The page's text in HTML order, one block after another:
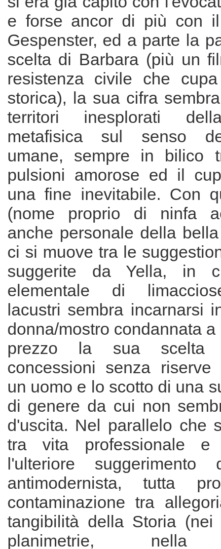
e forse ancor di più con il
Gespenster, ed a parte la
scelta di Barbara (più un
resistenza civile che
storica), la sua cifra
territori inesplorati
metafisica sul senso
umane, sempre in bilico
pulsioni amorose ed il
una fine inevitabile. Con
(nome proprio di ninfa
anche personale della
ci si muove tra le
suggerite da Yella, in
elementale di
lacustri sembra incarnarsi
donna/mostro condannata
prezzo la sua scelta
concessioni senza riserve
un uomo e lo scotto di una
di genere da cui non
d'uscita. Nel parallelo che
tra vita professionale e
l'ulteriore
antimodernista, tutta
contaminazione tra
tangibilità della Storia (nei
planimetrie, nella